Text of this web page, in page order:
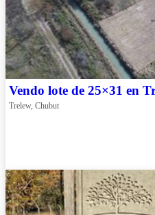
Vendo lote de 25×31 en
Trelew, Chubut